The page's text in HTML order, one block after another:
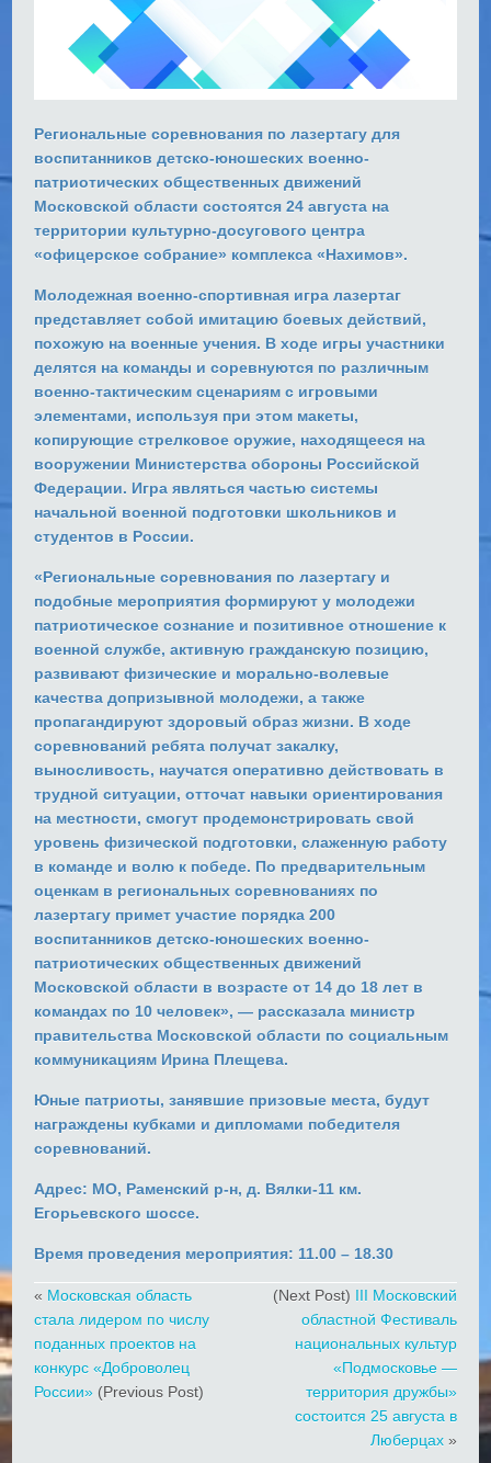
Региональные соревнования по лазертагу для
воспитанников детско-юношеских военно-
патриотических общественных движений
Московской области состоятся 24 августа на
территории культурно-досугового центра
«офицерское собрание» комплекса «Нахимов».
Молодежная военно-спортивная игра лазертаг
представляет собой имитацию боевых действий,
похожую на военные учения. В ходе игры участники
делятся на команды и соревнуются по различным
военно-тактическим сценариям с игровыми
элементами, используя при этом макеты,
копирующие стрелковое оружие, находящееся на
вооружении Министерства обороны Российской
Федерации. Игра являться частью системы
начальной военной подготовки школьников и
студентов в России.
«Региональные соревнования по лазертагу и
подобные мероприятия формируют у молодежи
патриотическое сознание и позитивное отношение к
военной службе, активную гражданскую позицию,
развивают физические и морально-волевые
качества допризывной молодежи, а также
пропагандируют здоровый образ жизни. В ходе
соревнований ребята получат закалку,
выносливость, научатся оперативно действовать в
трудной ситуации, отточат навыки ориентирования
на местности, смогут продемонстрировать свой
уровень физической подготовки, слаженную работу
в команде и волю к победе. По предварительным
оценкам в региональных соревнованиях по
лазертагу примет участие порядка 200
воспитанников детско-юношеских военно-
патриотических общественных движений
Московской области в возрасте от 14 до 18 лет в
командах по 10 человек», — рассказала министр
правительства Московской области по социальным
коммуникациям Ирина Плещева.
Юные патриоты, занявшие призовые места, будут
награждены кубками и дипломами победителя
соревнований.
Адрес: МО, Раменский р-н, д. Вялки-11 км.
Егорьевского шоссе.
Время проведения мероприятия: 11.00 – 18.30
« Московская область
стала лидером по числу
поданных проектов на
конкурс «Доброволец
России» (Previous Post)
(Next Post) III Московский
областной Фестиваль
национальных культур
«Подмосковье —
территория дружбы»
состоится 25 августа в
Люберцах»